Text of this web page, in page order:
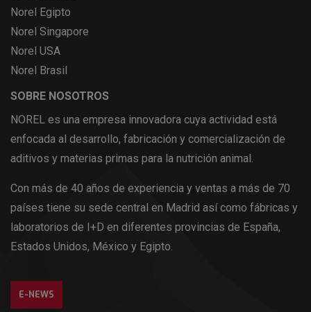
Norel Egipto
Norel Singapore
Norel USA
Norel Brasil
SOBRE NOSOTROS
NOREL es una empresa innovadora cuya actividad está
enfocada al desarrollo, fabricación y comercialización de
aditivos y materias primas para la nutrición animal.
Con más de 40 años de experiencia y ventas a más de 70
países tiene su sede central en Madrid así como fábricas y
laboratorios de I+D en diferentes provincias de España,
Estados Unidos, México y Egipto.
E-NEWS